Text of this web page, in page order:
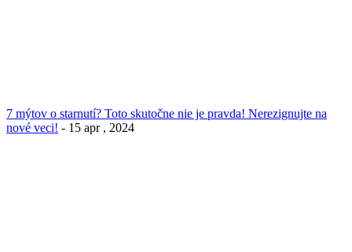
7 mýtov o starnutí? Toto skutočne nie je pravda! Nerezignujte na
nové veci! - 15 apr , 2024